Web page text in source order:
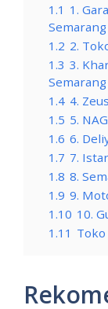
1.1 1.
Semarang
1.2 2.
1.3 3.
Semarang
1.4 4.
1.5 5.
1.6 6.
1.7 7.
1.8 8.
1.9 9.
1.10 10.
1.11 Toko